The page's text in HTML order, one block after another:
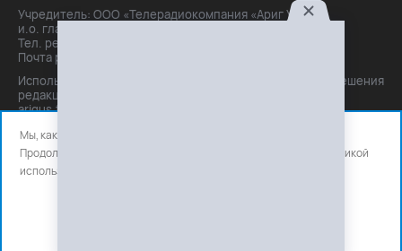
Учредитель: ООО «Телерадиокомпания «Ариг Ус»,
и.о. главного редактора: Маханова О.Б.
Тел. peдakции: +7(3012)21-30-14,
Почта peдakции: editor@arigus.tv
Использование материалов только с письменного разрешения
редакции. При цитировании прямая активная ссылка на
arigus.tv обязательна.
Мы, как и все используем файлы cookie и сервисы аналитики.
Продолжая использовать сайт, вы соглашаетесь с нашей
политикой
использования